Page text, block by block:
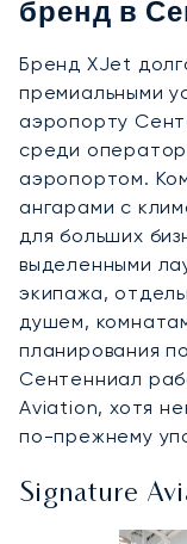
бренд в
Бренд XJet
премиальными
аэропорту
среди
аэропортом.
ангарами с
для больших
выделенными
экипажа,
душем,
планирования
Сентенниал
Aviation, хотя
по-прежнему
Signature